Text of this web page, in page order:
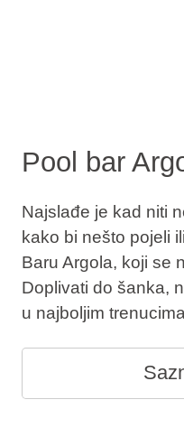
Pool bar
Najslađe je kad niti
kako bi nešto pojeli
Baru Argola, koji se
Doplivati do šanka,
u najboljim